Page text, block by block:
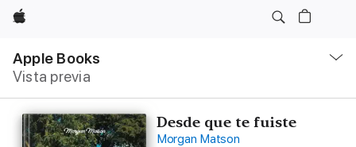
Apple
Apple Books
Vista previa
local
Abrir
Desde que te fuiste
Morgan Matson